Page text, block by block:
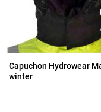
Capuchon Hydrowear
winter